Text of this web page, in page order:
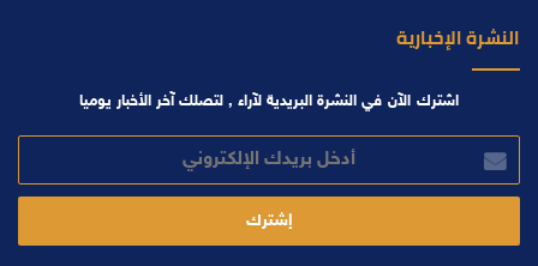
النشرة الإخبارية
اشترك الآن في النشرة البريدية لآراء , لتصلك آخر الأخبار يوميا
بريدك
الإلكتروني